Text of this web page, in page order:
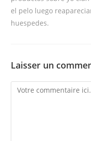
el pelo luego
huespedes.
Laisser un
Comment